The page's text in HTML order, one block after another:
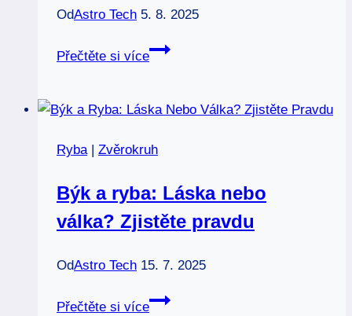
OdAstro Tech 5. 8. 2025
Přečtěte si více
Amazonit
zvěrokruhu:
pro
a
rovnováhu!
Ryba| Zvěrokruh
Býk a ryba: Láska nebo
válka? Zjistěte pravdu
OdAstro Tech 15. 7. 2025
Přečtěte si více
Býk